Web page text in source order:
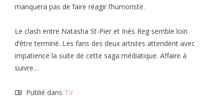
manquera pas de faire réagir l’humoriste.
Le clash entre Natasha St-Pier et Inès Reg semble loin
d’être terminé. Les fans des deux artistes attendent avec
impatience la suite de cette saga médiatique. Affaire à
suivre…
Publié dans TV